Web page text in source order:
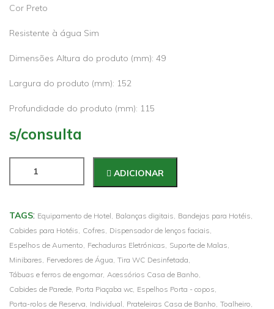
Cor Preto
Resistente à água Sim
Dimensões Altura do produto (mm): 49
Largura do produto (mm): 152
Profundidade do produto (mm): 115
s/consulta
ADICIONAR
TAGS: Equipamento de Hotel, Balanças digitais, Bandejas para Hotéis,
Cabides para Hotéis, Cofres, Dispensador de lenços faciais,
Espelhos de Aumento, Fechaduras Eletrónicas, Suporte de Malas,
Minibares, Fervedores de Água, Tira WC Desinfetada,
Tábuas e ferros de engomar, Acessórios Casa de Banho,
Cabides de Parede, Porta Piaçaba wc, Espelhos Porta - copos,
Porta-rolos de Reserva, Individual, Prateleiras Casa de Banho, Toalheiro,